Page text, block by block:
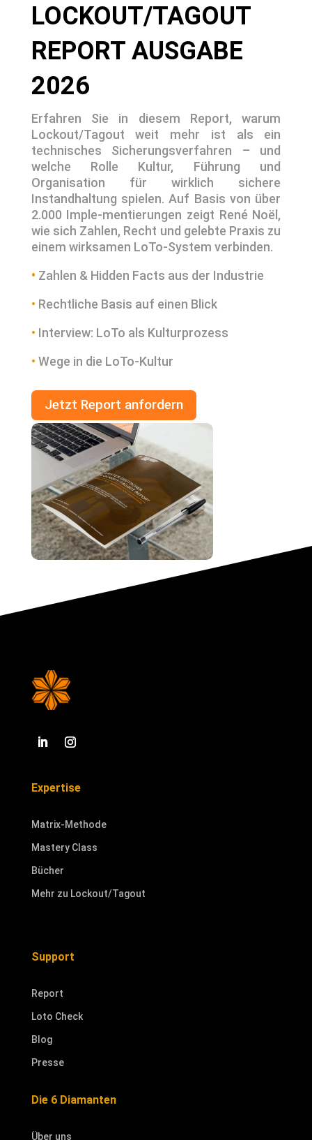
LOCKOUT/TAGOUT
REPORT AUSGABE
2026
Erfahren Sie in diesem Report, warum
Lockout/Tagout weit mehr ist als ein
technisches Sicherungsverfahren – und
welche Rolle Kultur, Führung und
Organisation für wirklich sichere
Instandhaltung spielen. Auf Basis von über
2.000 Imple-mentierungen zeigt René Noël,
wie sich Zahlen, Recht und gelebte Praxis zu
einem wirksamen LoTo-System verbinden.
• Zahlen & Hidden Facts aus der Industrie
• Rechtliche Basis auf einen Blick
• Interview: LoTo als Kulturprozess
• Wege in die LoTo-Kultur
Jetzt Report anfordern
Expertise
Matrix-Methode
Mastery Class
Bücher
Mehr zu Lockout/Tagout
Support
Report
Loto Check
Blog
Presse
Die 6 Diamanten
Über uns